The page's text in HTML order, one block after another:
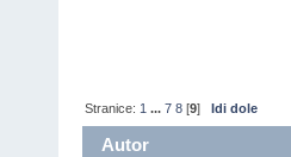
Stranice: 1 ...7 8 [9]Idi dole
Autor